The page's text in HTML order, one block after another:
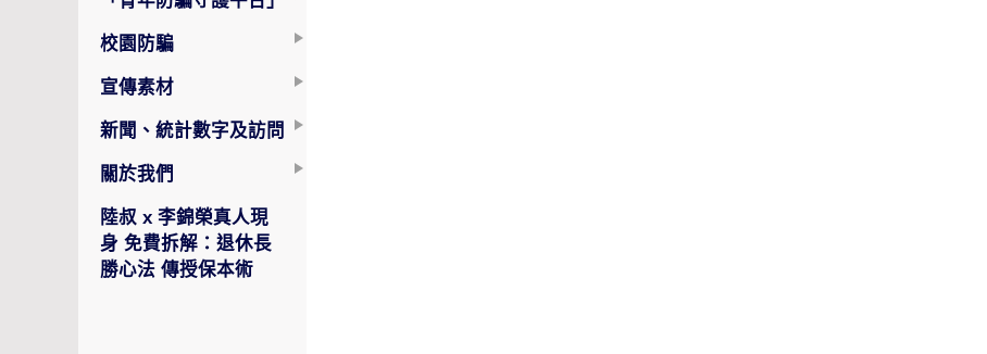
校園防騙
宣傳素材
新聞、統計數字及訪問
關於我們
陸叔 x 李錦榮真人現
身 免費拆解：退休長
勝心法 傳授保本術